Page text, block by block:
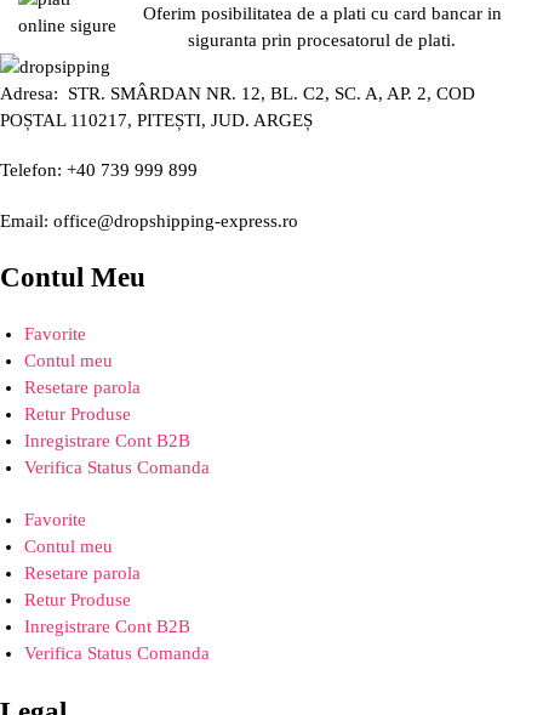
Oferim posibilitatea de a plati cu card bancar in
siguranta prin procesatorul de plati.
Adresa: STR. SMÂRDAN NR. 12, BL. C2, SC. A, AP. 2, COD
POȘTAL 110217, PITEȘTI, JUD. ARGEȘ
Telefon: +40 739 999 899
Email: office@dropshipping-express.ro
Contul Meu
Favorite
Contul meu
Resetare parola
Retur Produse
Inregistrare Cont B2B
Verifica Status Comanda
Favorite
Contul meu
Resetare parola
Retur Produse
Inregistrare Cont B2B
Verifica Status Comanda